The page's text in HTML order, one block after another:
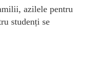
azilele pentru
studenți se